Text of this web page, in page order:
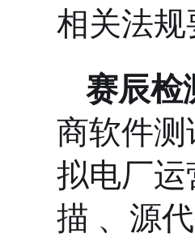
相关法规
赛辰检
商软件
拟电厂
描 、源